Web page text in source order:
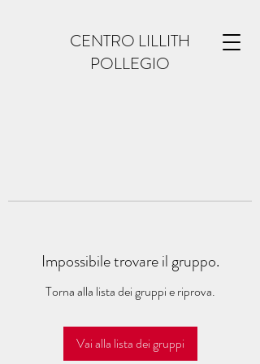
CENTRO LILLITH
POLLEGIO
Impossibile trovare il gruppo.
Torna alla lista dei gruppi e riprova.
Vai alla lista dei gruppi